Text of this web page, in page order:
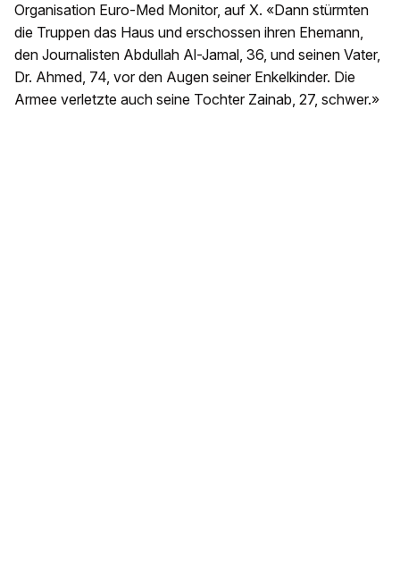
Organisation Euro-Med Monitor, auf X. «Dann stürmten
die Truppen das Haus und erschossen ihren Ehemann,
den Journalisten Abdullah Al-Jamal, 36, und seinen Vater,
Dr. Ahmed, 74, vor den Augen seiner Enkelkinder. Die
Armee verletzte auch seine Tochter Zainab, 27, schwer.»